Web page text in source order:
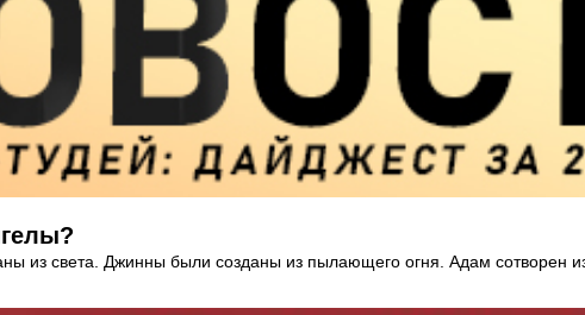
из света. Джинны были созданы из пылающего огня. Адам сотворен